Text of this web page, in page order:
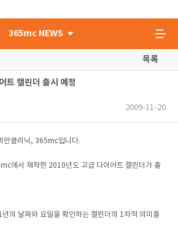
365mc NEWS
목록
트 캘린더 출시 예정
2009-11-20
만클리닉, 365mc입니다.
에서 제작한 2010년도 고급 다이어트 캘린더가 출
의 날짜와 요일을 확인하는 캘린더의 1차적 의미를